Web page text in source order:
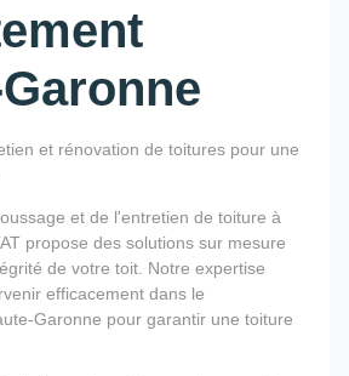
et rénovation de toitures pour une
et de l'entretien de toiture à
propose des solutions sur mesure
de votre toit. Notre expertise
efficacement dans le
Garonne pour garantir une toiture